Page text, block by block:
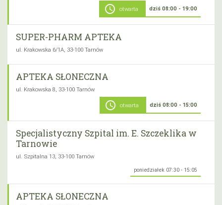
schedule otwarta dziś 08:00 - 19:00
SUPER-PHARM APTEKA
ul. Krakowska 6/1A, 33-100 Tarnów
APTEKA SŁONECZNA
ul. Krakowska 8, 33-100 Tarnów
schedule otwarta dziś 08:00 - 15:00
Specjalistyczny Szpital im. E. Szczeklika w
Tarnowie
ul. Szpitalna 13, 33-100 Tarnów
poniedziałek 07:30 - 15:05
APTEKA SŁONECZNA